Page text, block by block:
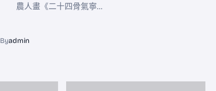
農人畫《二十四骨氣寧…
Byadmin